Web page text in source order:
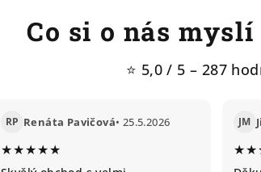
Co si o nás
⭐ 5,0 / 5 – 287
RP Renáta Pavičová• 25.5.2026
★★★★★
JM